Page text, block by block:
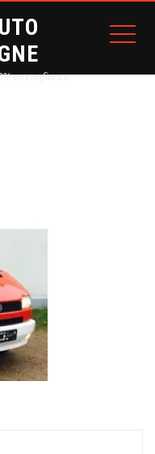
en confiance